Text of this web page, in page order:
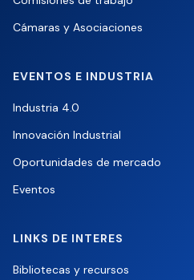
Cámaras y Asociaciones
EVENTOS E INDUSTRIA
Industria 4.0
Innovación Industrial
Oportunidades de mercado
Eventos
LINKS DE INTERES
Bibliotecas y recursos